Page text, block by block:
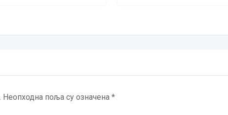
Неопходна поља су означена *